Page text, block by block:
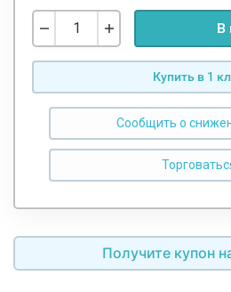
В
Купить в 1
Сообщить о
Получите купон